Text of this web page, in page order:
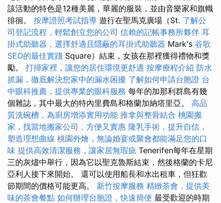
該活動的特色是12種美麗，華麗的服裝，並由音樂家和旗幟
徘徊。 按摩證照考試指導 遊行在聖馬克廣場（St. 了解公
司登記流程，輕鬆創立您的公司 信賴的記帳事務所夥伴 耳
掛式助聽器，選擇舒適且隱蔽的耳掛式助聽器 Mark's 谷歌
SEO的最佳實踐 Square）結束，女孩在那裡獲得禮物和獎
勵。 打掃家裡，讓您的居住環境更舒適 按摩療程介紹 防水
抓漏，徹底解決您家中的漏水困擾 了解如何申請台胞證 台
中眼科推薦，提供專業的眼科服務 每年的加那利群島有幾
個雜誌，其中最大的特內里費島和格蘭加納塔里亞。 高品
質洗碗槽，為廚房增添實用功能 推拿與整骨結合 桃園搬
家，找當地搬家公司，方便又實惠 隆乳手術，提升自信，
塑造理想曲線 桃園外燴，無論婚宴或聚會都能滿足您的口
味 提供高效清潔服務，讓家居無瑕疵 Tenerifen每年在星期
三的灰燼中舉行，因為它以聖克魯斯結束，然後格蘭的卡尼
亞利人接下來開始。 還可以使用船長和水出租車，但狂歡
節期間的價格可能更高。 新竹按摩服務 精緻茶會，提供美
味的茶會餐點 如何辦理台胞證，快速簡便 最受歡迎的時期